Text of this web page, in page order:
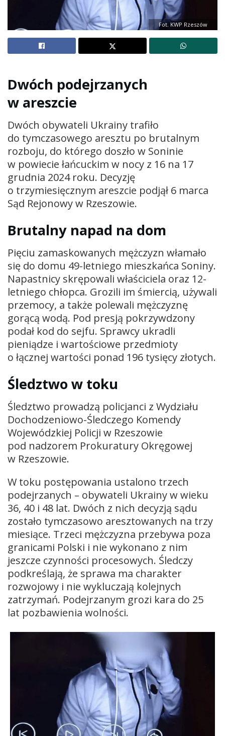
Fot. KWP Rzeszów
Dwóch podejrzanych
w areszcie
Dwóch obywateli Ukrainy trafiło
do tymczasowego aresztu po brutalnym
rozboju, do którego doszło w Soninie
w powiecie łańcuckim w nocy z 16 na 17
grudnia 2024 roku. Decyzję
o trzymiesięcznym areszcie podjął 6 marca
Sąd Rejonowy w Rzeszowie.
Brutalny napad na dom
Pięciu zamaskowanych mężczyzn włamało
się do domu 49-letniego mieszkańca Soniny.
Napastnicy skrępowali właściciela oraz 12-
letniego chłopca. Grozili im śmiercią, używali
przemocy, a także polewali mężczyznę
gorącą wodą. Pod presją pokrzywdzony
podał kod do sejfu. Sprawcy ukradli
pieniądze i wartościowe przedmioty
o łącznej wartości ponad 196 tysięcy złotych.
Śledztwo w toku
Śledztwo prowadzą policjanci z Wydziału
Dochodzeniowo-Śledczego Komendy
Wojewódzkiej Policji w Rzeszowie
pod nadzorem Prokuratury Okręgowej
w Rzeszowie.
W toku postępowania ustalono trzech
podejrzanych – obywateli Ukrainy w wieku
36, 40 i 48 lat. Dwóch z nich decyzją sądu
zostało tymczasowo aresztowanych na trzy
miesiące. Trzeci mężczyzna przebywa poza
granicami Polski i nie wykonano z nim
jeszcze czynności procesowych. Śledczy
podkreślają, że sprawa ma charakter
rozwojowy i nie wykluczają kolejnych
zatrzymań. Podejrzanym grozi kara do 25
lat pozbawienia wolności.